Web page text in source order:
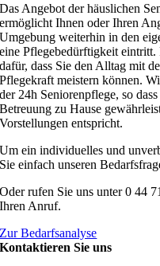
Das Angebot der häuslichen
ermöglicht Ihnen oder Ihren
Umgebung weiterhin in den
eine Pflegebedürftigkeit
dafür, dass Sie den Alltag mit
Pflegekraft meistern können.
der 24h Seniorenpflege, so
Betreuung zu Hause
Vorstellungen entspricht.
Um ein individuelles und
Sie einfach unseren
Oder rufen Sie uns unter 0 44
Ihren Anruf.
Zur Bedarfsanalyse
Kontaktieren Sie uns